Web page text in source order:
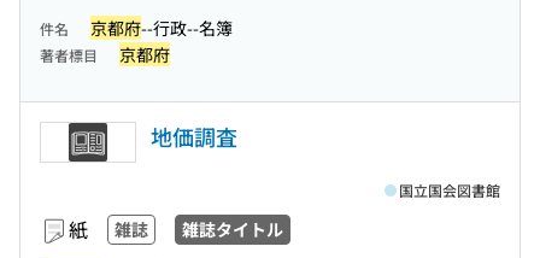
件名 京都府--行政--名簿
著者標目 京都府
地価調査
紙 雑誌 雑誌タイトル
国立国会図書館